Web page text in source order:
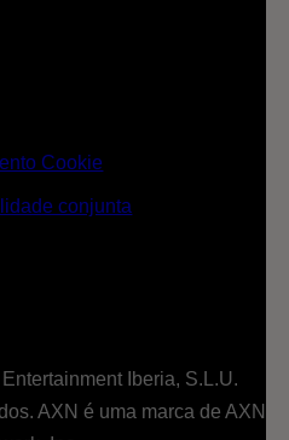
Cookie
conjunta
Iberia, S.L.U.
AXN é uma marca de AXN